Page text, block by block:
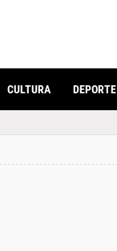
CULTURA DEPORTE